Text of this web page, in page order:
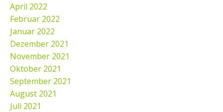
April 2022
Februar 2022
Januar 2022
Dezember 2021
November 2021
Oktober 2021
September 2021
August 2021
Juli 2021